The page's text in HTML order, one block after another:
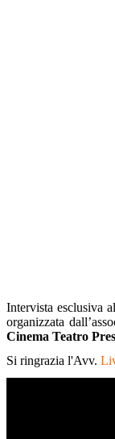
Intervista esclusiva al
organizzata
Cinema Teatro
Si ringrazia l'Avv.